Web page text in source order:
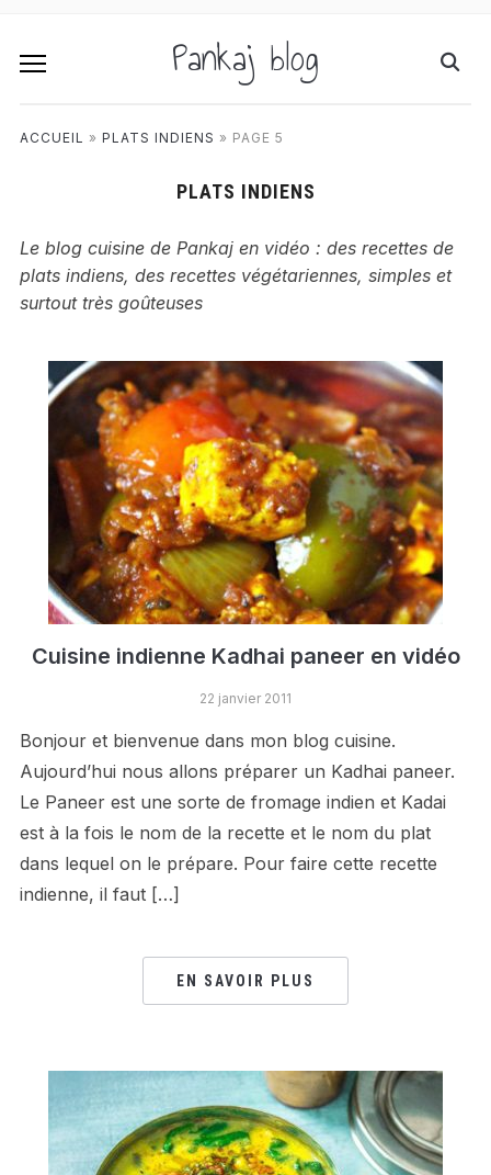
Pankaj blog
ACCUEIL » PLATS INDIENS » PAGE 5
PLATS INDIENS
Le blog cuisine de Pankaj en vidéo : des recettes de
plats indiens, des recettes végétariennes, simples et
surtout très goûteuses
Cuisine indienne Kadhai paneer en vidéo
22 janvier 2011
Bonjour et bienvenue dans mon blog cuisine.
Aujourd’hui nous allons préparer un Kadhai paneer.
Le Paneer est une sorte de fromage indien et Kadai
est à la fois le nom de la recette et le nom du plat
dans lequel on le prépare. Pour faire cette recette
indienne, il faut […]
EN SAVOIR PLUS